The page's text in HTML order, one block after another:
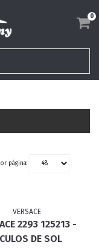
0
página:
VERSACE
2293 125213 -
DE SOL